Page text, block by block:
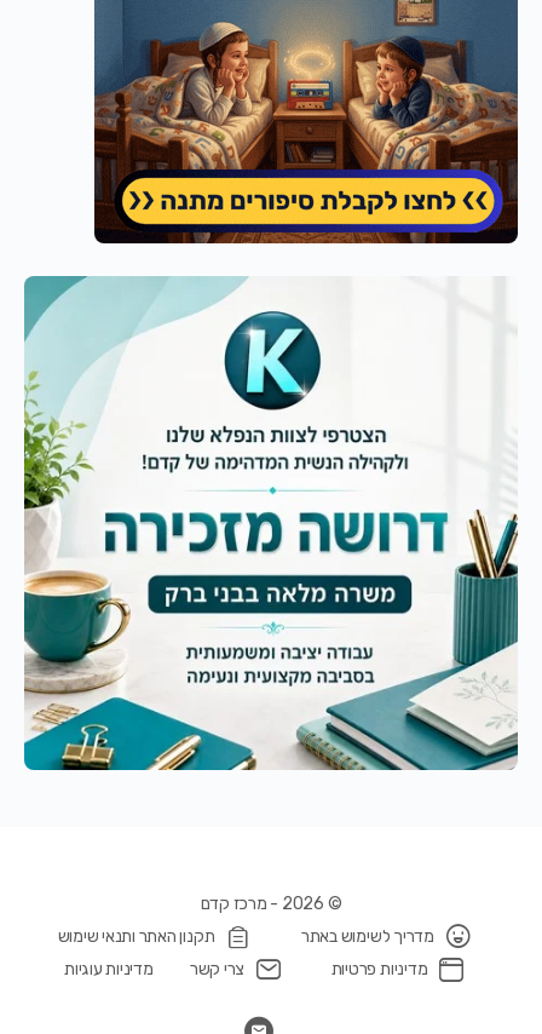
© 2026 - מרכז קדם
מדריך לשימוש באתר
תקנון האתר ותנאי שימוש
מדיניות פרטיות
צרי קשר מדיניות עוגיות